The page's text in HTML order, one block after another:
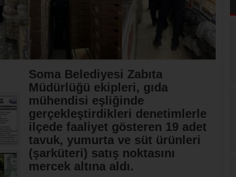
Soma Belediyesi Zabıta
Müdürlüğü ekipleri, gıda
mühendisi eşliğinde
gerçekleştirdikleri denetimlerle
ilçede faaliyet gösteren 19 adet
tavuk, yumurta ve süt ürünleri
(şarküteri) satış noktasını
mercek altına aldı.